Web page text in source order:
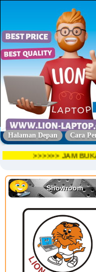
Halaman Depan Cara
>>>>>> JAM
Showroom